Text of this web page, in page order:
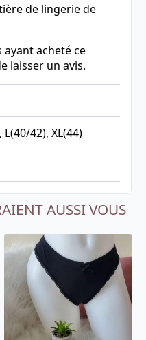
de lingerie de
ayant acheté ce
laisser un avis.
L(40/42), XL(44)
AUSSI VOUS